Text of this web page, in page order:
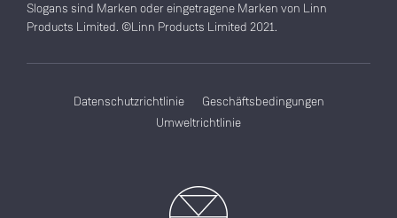
Slogans sind Marken oder eingetragene Marken von Linn
Products Limited. ©Linn Products Limited 2021.
Datenschutzrichtlinie
Geschäftsbedingungen
Umweltrichtlinie